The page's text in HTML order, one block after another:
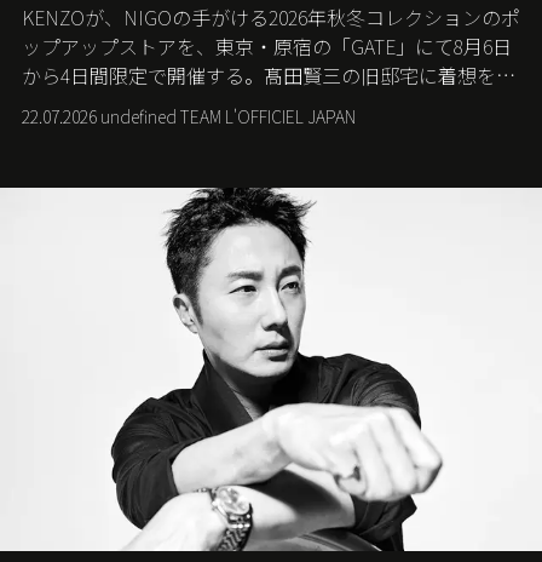
KENZOが、NIGOの手がける2026年秋冬コレクションのポ
ップアップストアを、東京・原宿の「GATE」にて8月6日
から4日間限定で開催する。髙田賢三の旧邸宅に着想を得
た空間で、メゾンのヘリテージと遊び心が交差する最新
コレクションを紹介。
22.07.2026 undefined TEAM L'OFFICIEL JAPAN